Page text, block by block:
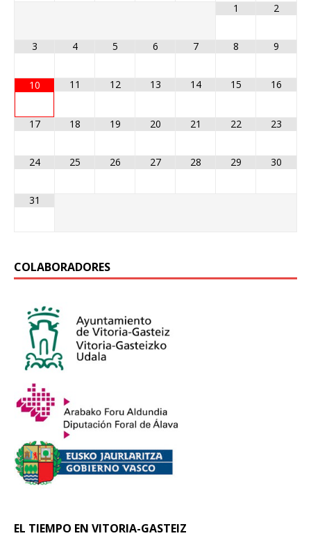
1
2
3 4 5 6 7 8 9
10 11 12 13 14 15 16
17 18 19 20 21 22 23
24 25 26 27 28 29 30
31
COLABORADORES
EL TIEMPO EN VITORIA-GASTEIZ